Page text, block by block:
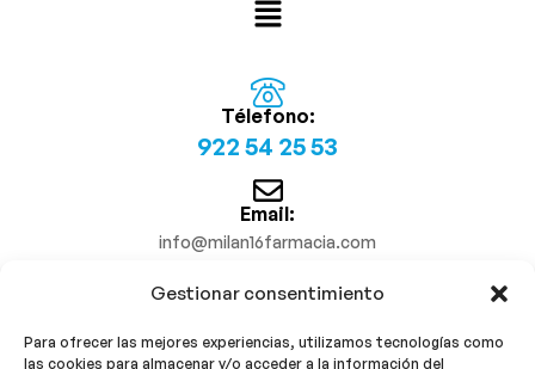
Gestionar consentimiento
Para ofrecer las mejores experiencias, utilizamos tecnologías como
las cookies para almacenar y/o acceder a la información del
Télefono:
922 54 25 53
Email:
info@milan16farmacia.com
¡Síguenos!